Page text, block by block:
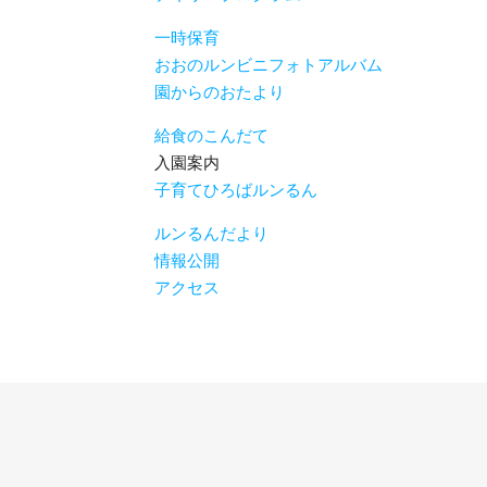
一時保育
おおのルンビニフォトアルバム
園からのおたより
給食のこんだて
入園案内
子育てひろばルンるん
ルンるんだより
情報公開
アクセス